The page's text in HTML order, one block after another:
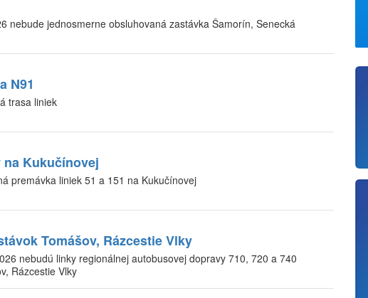
nebude jednosmerne obsluhovaná zastávka Šamorín, Senecká
N91
trasa liniek
Kukučínovej
premávka liniek 51 a 151 na Kukučínovej
Tomášov, Rázcestie Vlky
nebudú linky regionálnej autobusovej dopravy 710, 720 a 740
Rázcestie Vlky